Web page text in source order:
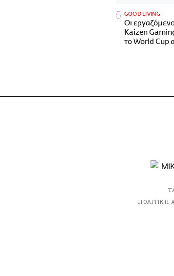
GOOD LIVING
Οι
Kaizen
το World Cup
ΠΟΛΙΤΙΚΗ